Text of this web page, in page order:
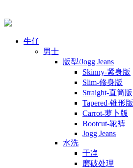
牛仔
男士
版型/Jogg Jeans
Skinny-紧身版
Slim-修身版
Straight-直筒版
Tapered-锥形版
Carrot-萝卜版
Bootcut-靴裤
Jogg Jeans
水洗
干净
磨破处理